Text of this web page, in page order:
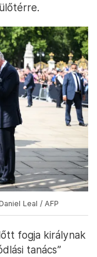
Leal / AFP
fogja királynak
tanács”